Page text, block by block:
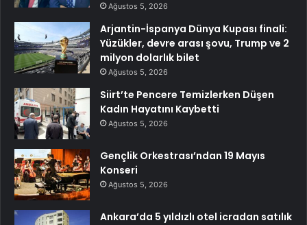
Ağustos 5, 2026
Arjantin-İspanya Dünya Kupası finali:
Yüzükler, devre arası şovu, Trump ve 2
milyon dolarlık bilet
Ağustos 5, 2026
Siirt’te Pencere Temizlerken Düşen
Kadın Hayatını Kaybetti
Ağustos 5, 2026
Gençlik Orkestrası’ndan 19 Mayıs
Konseri
Ağustos 5, 2026
Ankara’da 5 yıldızlı otel icradan satılık